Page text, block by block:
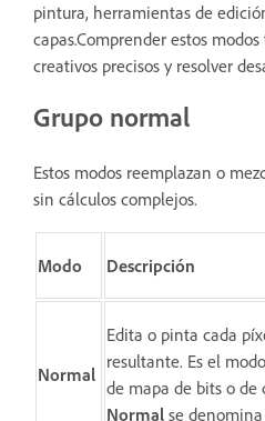
pintura, herramientas de
capas.Comprender estos
creativos precisos y resolver
Grupo normal
Estos modos reemplazan o
sin cálculos complejos.
Modo Descripción
Normal
Edita o pinta cada
resultante. Es el
de mapa de bits o
Normal se denomina